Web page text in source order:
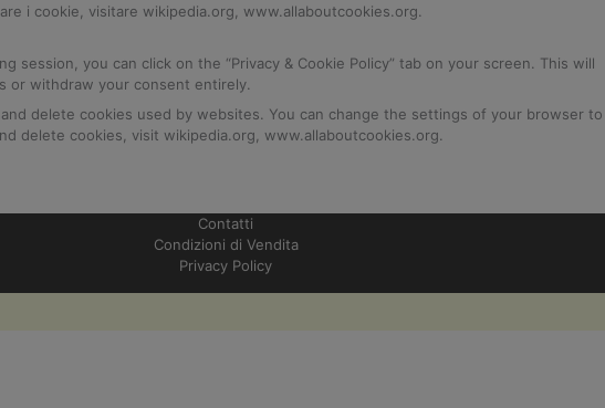
i cookie, visitare wikipedia.org, www.allaboutcookies.org.
you can click on the “Privacy & Cookie Policy” tab on your screen. This will
or withdraw your consent entirely.
delete cookies used by websites. You can change the settings of your browser to
delete cookies, visit wikipedia.org, www.allaboutcookies.org.
Contatti
Condizioni di Vendita
Privacy Policy